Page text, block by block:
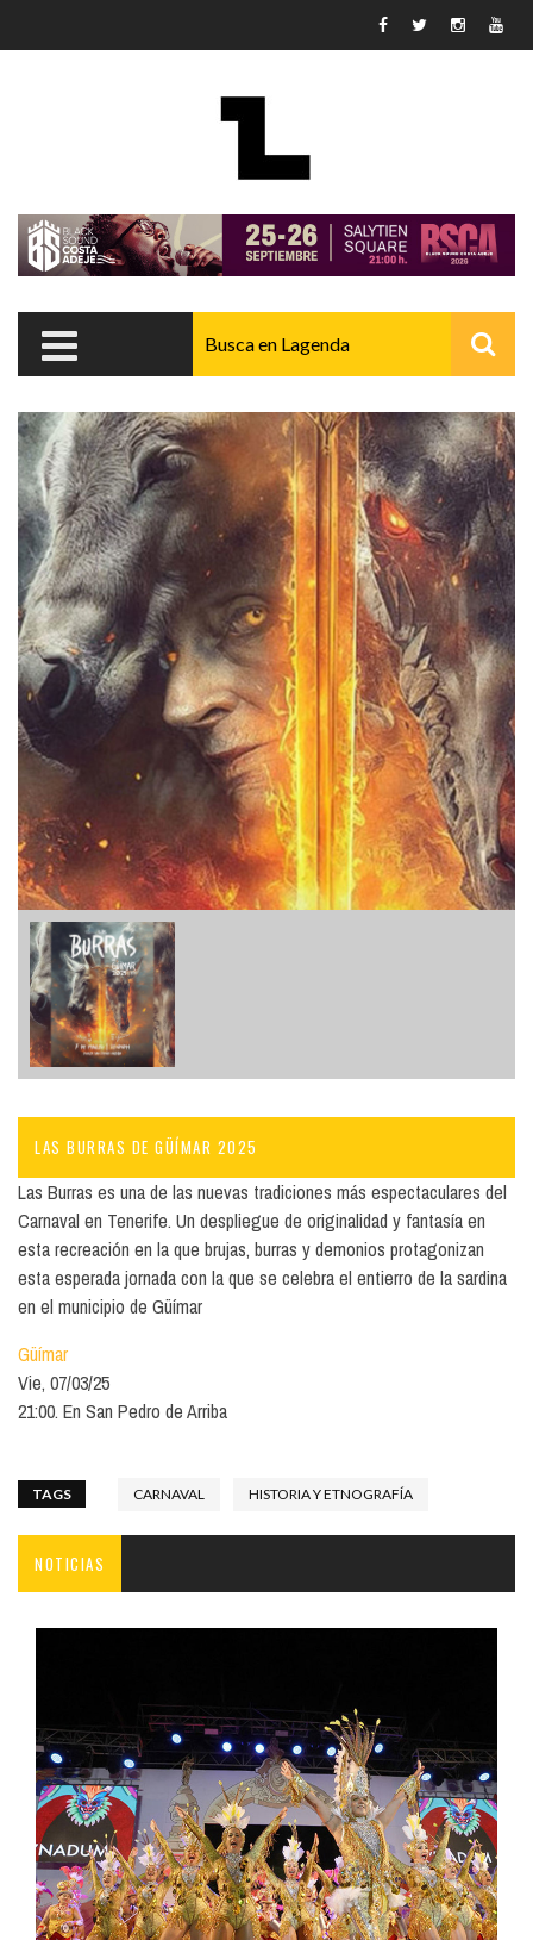
LAS BURRAS DE GÜÍMAR 2025
Las Burras es una de las nuevas tradiciones más espectaculares del
Carnaval en Tenerife. Un despliegue de originalidad y fantasía en
esta recreación en la que brujas, burras y demonios protagonizan
esta esperada jornada con la que se celebra el entierro de la sardina
en el municipio de Güímar
Güímar
Vie, 07/03/25
21:00. En San Pedro de Arriba
TAGS CARNAVAL HISTORIA Y ETNOGRAFÍA
NOTICIAS